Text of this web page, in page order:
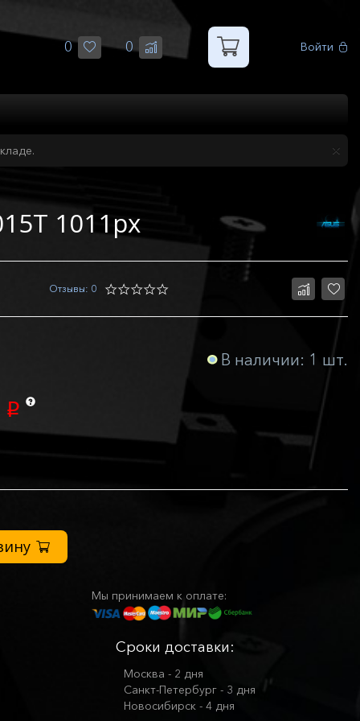
0 0 Войти
1011px
Отзывы: 0
p
В наличии: 1 шт.
Мы принимаем к оплате:
Сроки доставки:
Москва - 2 дня
Санкт-Петербург - 3 дня
Новосибирск - 4 дня